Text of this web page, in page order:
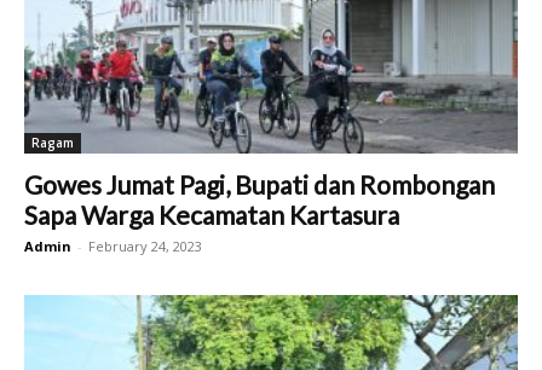
Ragam
Gowes Jumat Pagi, Bupati dan Rombongan
Sapa Warga Kecamatan Kartasura
Admin - February 24, 2023